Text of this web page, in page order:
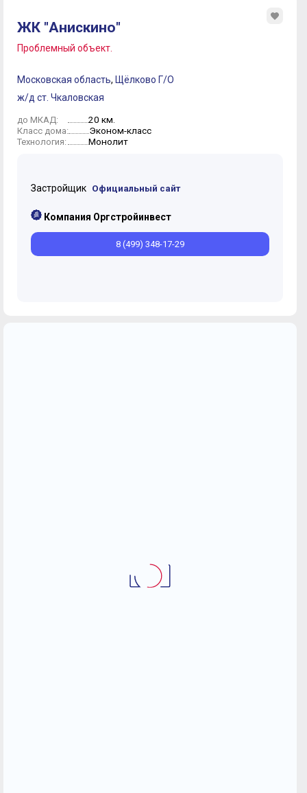
ЖК "Анискино"
Проблемный объект.
Московская область, Щёлково Г/О
ж/д ст. Чкаловская
до МКАД: 20 км.
Класс дома: Эконом-класс
Технология: Монолит
Застройщик Официальный сайт
Компания Оргстройинвест
8 (499) 348-17-29